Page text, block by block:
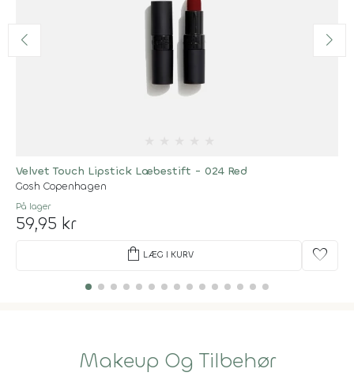
Velvet Touch Lipstick Læbestift - 024 Red
Gosh Copenhagen
På lager
59,95 kr
shopping_bag LÆG I KURV favorite
Makeup Og Tilbehør